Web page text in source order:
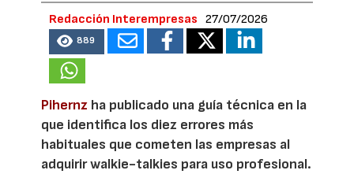
Redacción Interempresas 27/07/2026
889
Pihernz ha publicado una guía técnica en la
que identifica los diez errores más
habituales que cometen las empresas al
adquirir walkie-talkies para uso profesional.